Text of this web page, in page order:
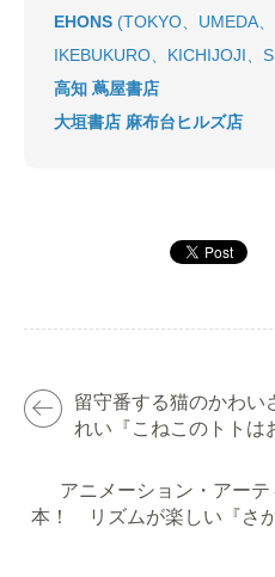
EHONS (TOKYO、UMEDA
IKEBUKURO、KICHIJOJI、
高知 蔦屋書店
大垣書店 麻布台ヒルズ店
留守番する猫のかわ
れい『こねこのトトは
アニメーション・アー
本！ リズムが楽しい『さ